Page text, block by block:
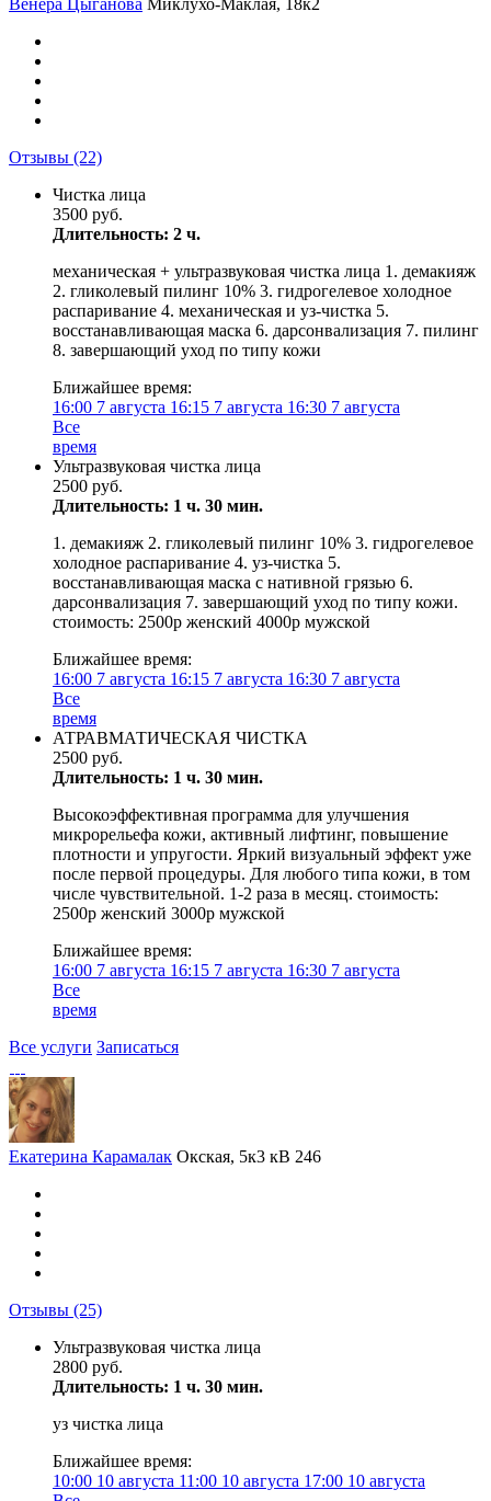
Венера Цыганова Миклухо-Маклая, 18к2
Отзывы (22)
Чистка лица
3500 руб.
Длительность: 2 ч.
механическая + ультразвуковая чистка лица 1. демакияж
2. гликолевый пилинг 10% 3. гидрогелевое холодное
распаривание 4. механическая и уз-чистка 5.
восстанавливающая маска 6. дарсонвализация 7. пилинг
8. завершающий уход по типу кожи
Ближайшее время:
16:00 7 августа 16:15 7 августа 16:30 7 августа
Все
время
Ультразвуковая чистка лица
2500 руб.
Длительность: 1 ч. 30 мин.
1. демакияж 2. гликолевый пилинг 10% 3. гидрогелевое
холодное распаривание 4. уз-чистка 5.
восстанавливающая маска с нативной грязью 6.
дарсонвализация 7. завершающий уход по типу кожи.
стоимость: 2500р женский 4000р мужской
Ближайшее время:
16:00 7 августа 16:15 7 августа 16:30 7 августа
Все
время
АТРАВМАТИЧЕСКАЯ ЧИСТКА
2500 руб.
Длительность: 1 ч. 30 мин.
Высокоэффективная программа для улучшения
микрорельефа кожи, активный лифтинг, повышение
плотности и упругости. Яркий визуальный эффект уже
после первой процедуры. Для любого типа кожи, в том
числе чувствительной. 1-2 раза в месяц. стоимость:
2500р женский 3000р мужской
Ближайшее время:
16:00 7 августа 16:15 7 августа 16:30 7 августа
Все
время
Все услуги Записаться
Екатерина Карамалак Окская, 5к3 кВ 246
Отзывы (25)
Ультразвуковая чистка лица
2800 руб.
Длительность: 1 ч. 30 мин.
уз чистка лица
Ближайшее время:
10:00 10 августа 11:00 10 августа 17:00 10 августа